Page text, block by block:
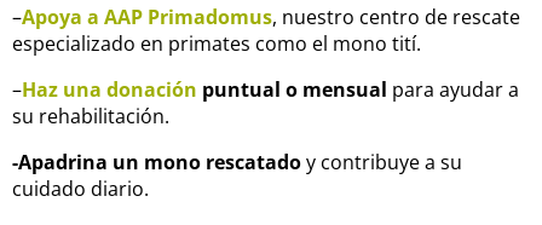
–Apoya a AAP Primadomus, nuestro centro de rescate
especializado en primates como el mono tití.
–Haz una donación puntual o mensual para ayudar a
su rehabilitación.
-Apadrina un mono rescatadoy contribuye a su
cuidado diario.